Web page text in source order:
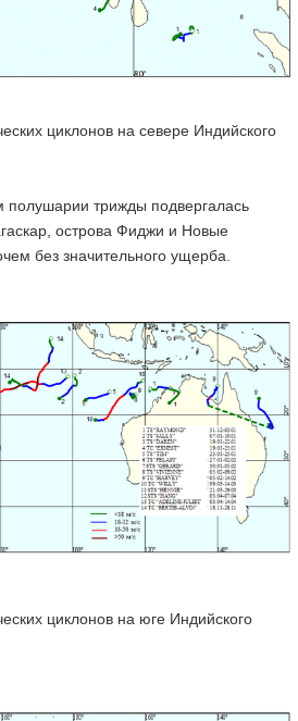
циклонов на севере Индийского
трижды подвергалась
острова Фиджи и Новые
без значительного ущерба.
циклонов на юге Индийского